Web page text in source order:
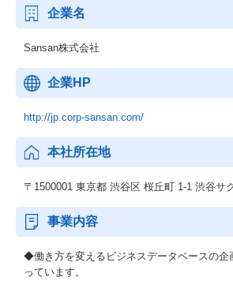
企業名
Sansan株式会社
企業HP
http://jp.corp-sansan.com/
本社所在地
〒1500001 東京都 渋谷区 桜丘町 1-1 渋谷サ
事業内容
◆働き方を変えるビジネスデータベースの企
っています。